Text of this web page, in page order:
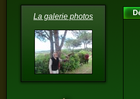
La galerie photos